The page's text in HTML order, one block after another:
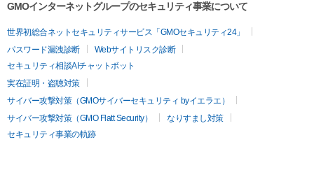
GMOインターネットグループのセキュリティ事業について
世界初総合ネットセキュリティサービス「GMOセキュリティ24」
パスワード漏洩診断
Webサイトリスク診断
セキュリティ相談AIチャットボット
実在証明・盗聴対策
サイバー攻撃対策（GMOサイバーセキュリティ byイエラエ）
サイバー攻撃対策（GMO Flatt Security）
なりすまし対策
セキュリティ事業の軌跡